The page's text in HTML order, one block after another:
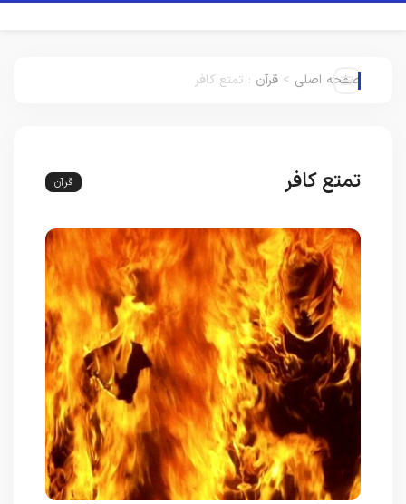
صفحه اصلی > قرآن : تمتع کافر
تمتع کافر قرآن